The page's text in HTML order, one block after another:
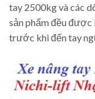
tay 2500kg và các
sản phẩm đều
trước khi đến tay